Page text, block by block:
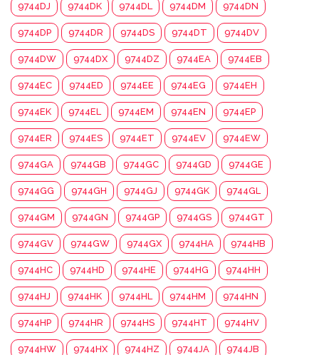
9744DJ 9744DK 9744DL 9744DM 9744DN
9744DP 9744DR 9744DS 9744DT 9744DV
9744DW 9744DX 9744DZ 9744EA 9744EB
9744EC 9744ED 9744EE 9744EG 9744EH
9744EK 9744EL 9744EM 9744EN 9744EP
9744ER 9744ES 9744ET 9744EV 9744EW
9744GA 9744GB 9744GC 9744GD 9744GE
9744GG 9744GH 9744GJ 9744GK 9744GL
9744GM 9744GN 9744GP 9744GS 9744GT
9744GV 9744GW 9744GX 9744HA 9744HB
9744HC 9744HD 9744HE 9744HG 9744HH
9744HJ 9744HK 9744HL 9744HM 9744HN
9744HP 9744HR 9744HS 9744HT 9744HV
9744HW 9744HX 9744HZ 9744JA 9744JB